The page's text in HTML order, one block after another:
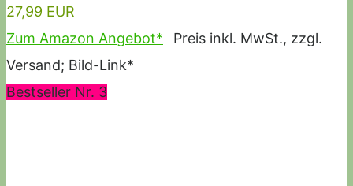
27,99 EUR
Zum Amazon Angebot*
Preis inkl. MwSt., zzgl.
Versand; Bild-Link*
Bestseller Nr. 3